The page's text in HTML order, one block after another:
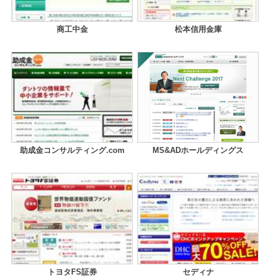
商工中金 松本信用金庫
助成金コンサルティング.com MS&ADホールディングス
トヨタFS証券 セディナ